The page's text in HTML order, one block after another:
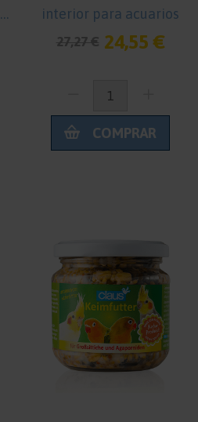
interior para acuarios
27,27 € 24,55 €
COMPRAR